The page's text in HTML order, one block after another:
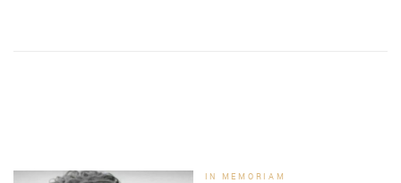
IN MEMORIAM